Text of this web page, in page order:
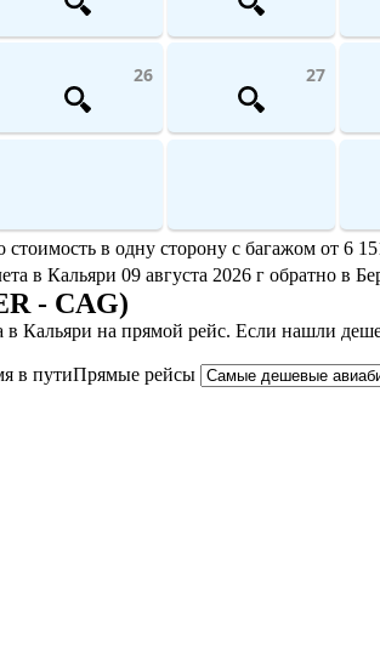
26 27
в одну сторону с багажом от 6
в Кальяри 09 августа 2026 г обратно в
- CAG)
Кальяри на прямой рейс. Если нашли
в путиПрямые рейсы